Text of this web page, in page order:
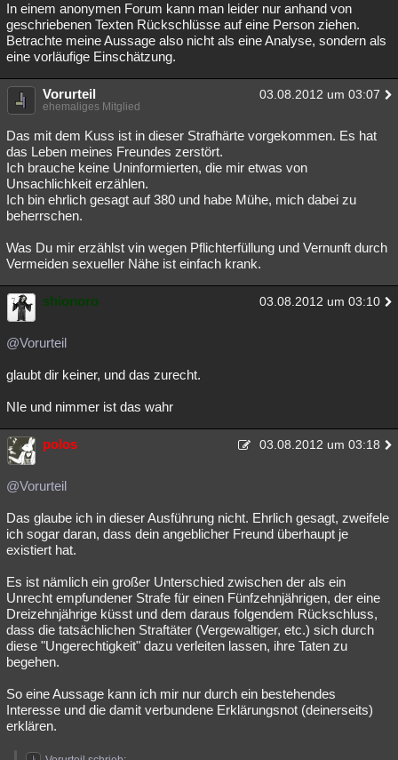
In einem anonymen Forum kann man leider nur anhand von
geschriebenen Texten Rückschlüsse auf eine Person ziehen.
Betrachte meine Aussage also nicht als eine Analyse, sondern als
eine vorläufige Einschätzung.
Vorurteil 03.08.2012 um 03:07
ehemaliges Mitglied
Das mit dem Kuss ist in dieser Strafhärte vorgekommen. Es hat
das Leben meines Freundes zerstört.
Ich brauche keine Uninformierten, die mir etwas von
Unsachlichkeit erzählen.
Ich bin ehrlich gesagt auf 380 und habe Mühe, mich dabei zu
beherrschen.
Was Du mir erzählst vin wegen Pflichterfüllung und Vernunft durch
Vermeiden sexueller Nähe ist einfach krank.
shionoro 03.08.2012 um 03:10
@Vorurteil
glaubt dir keiner, und das zurecht.
NIe und nimmer ist das wahr
polos 03.08.2012 um 03:18
@Vorurteil
Das glaube ich in dieser Ausführung nicht. Ehrlich gesagt, zweifele
ich sogar daran, dass dein angeblicher Freund überhaupt je
existiert hat.
Es ist nämlich ein großer Unterschied zwischen der als ein
Unrecht empfundener Strafe für einen Fünfzehnjährigen, der eine
Dreizehnjährige küsst und dem daraus folgendem Rückschluss,
dass die tatsächlichen Straftäter (Vergewaltiger, etc.) sich durch
diese "Ungerechtigkeit" dazu verleiten lassen, ihre Taten zu
begehen.
So eine Aussage kann ich mir nur durch ein bestehendes
Interesse und die damit verbundene Erklärungsnot (deinerseits)
erklären.